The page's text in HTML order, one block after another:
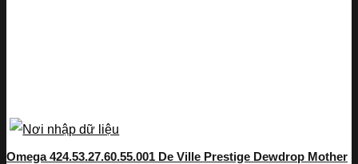
Omega 424.53.27.60.55.001 De Ville Prestige Dewdrop Mother